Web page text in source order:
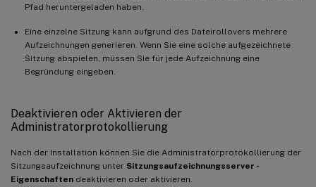
Pfad heruntergeladen haben.
Eine einzelne Sitzung kann aufgrund des Dateirollovers mehrere
Aufzeichnungen generieren. Wenn Sie eine solche aufgezeichnete
Sitzung abspielen, müssen Sie für jede Aufzeichnung eine
Begründung eingeben.
Deaktivieren oder Aktivieren der
Administratorprotokollierung
Nach der Installation können Sie die Administratorprotokollierung der
Sitzungsaufzeichnung unter Sitzungsaufzeichnungsserver -
Eigenschaften deaktivieren oder aktivieren.